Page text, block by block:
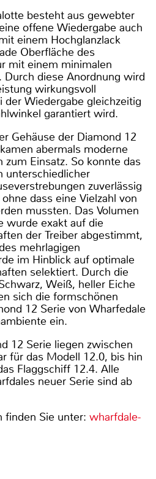
besteht aus gewebter
offene Wiedergabe auch
einem Hochglanzlack
Oberfläche des
mit einem minimalen
Durch diese Anordnung wird
wirkungsvoll
Wiedergabe gleichzeitig
garantiert wird.
Gehäuse der Diamond 12
abermals moderne
Einsatz. So konnte das
unterschiedlicher
zuverlässig
dass eine Vielzahl von
mussten. Das Volumen
wurde exakt auf die
der Treiber abgestimmt,
mehrlagigen
im Hinblick auf optimale
selektiert. Durch die
Weiß, heller Eiche
sich die formschönen
12 Serie von Wharfedale
ein.
12 Serie liegen zwischen
für das Modell 12.0, bis hin
Flaggschiff 12.4. Alle
neuer Serie sind ab
finden Sie unter: wharfdale-